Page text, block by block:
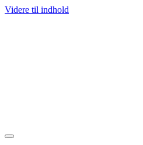
Videre til indhold